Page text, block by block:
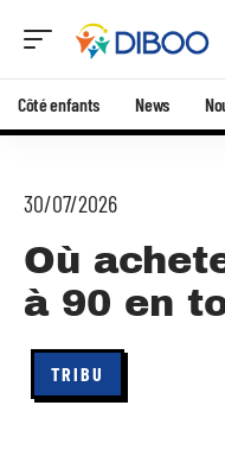
Côté enfants News
30/07/2026
Où
à 90 en
TRIBU